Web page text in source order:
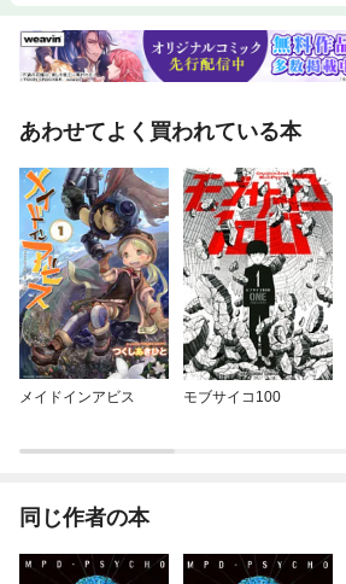
あわせてよく買われている本
メイドインアビス モブサイコ100
同じ作者の本